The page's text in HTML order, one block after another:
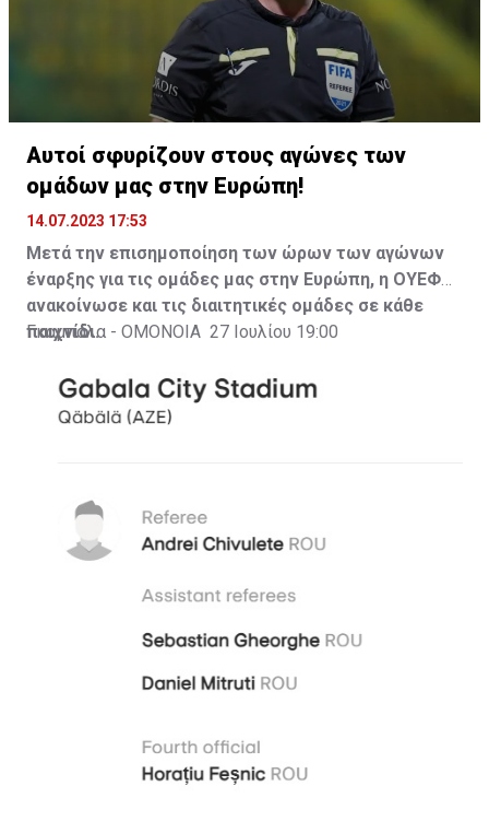
Αυτοί σφυρίζουν στους αγώνες των
ομάδων μας στην Ευρώπη!
14.07.2023 17:53
Μετά την επισημοποίηση των ώρων των αγώνων
έναρξης για τις ομάδες μας στην Ευρώπη, η ΟΥΕΦΑ
ανακοίνωσε και τις διαιτητικές ομάδες σε κάθε
παιχνίδι.
Γκαμπάλα - ΟΜΟΝΟΙΑ 27 Ιουλίου 19:00